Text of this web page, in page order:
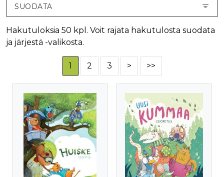
SUODATA
Hakutuloksia 50 kpl. Voit rajata hakutulosta suodata
ja järjestä -valikosta.
1 2 3 > >>